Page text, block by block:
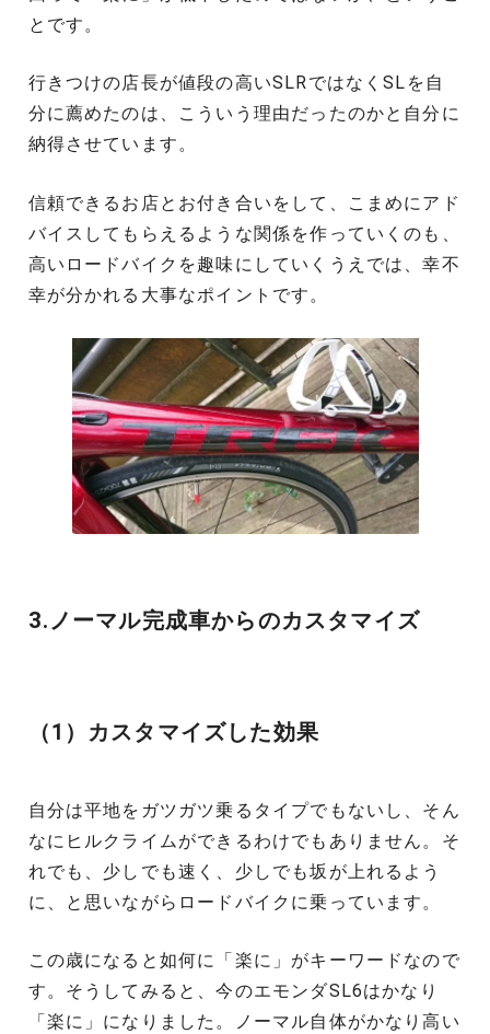
とです。
行きつけの店長が値段の高いSLRではなくSLを自
分に薦めたのは、こういう理由だったのかと自分に
納得させています。
信頼できるお店とお付き合いをして、こまめにアド
バイスしてもらえるような関係を作っていくのも、
高いロードバイクを趣味にしていくうえでは、幸不
幸が分かれる大事なポイントです。
3.ノーマル完成車からのカスタマイズ
（1）カスタマイズした効果
自分は平地をガツガツ乗るタイプでもないし、そん
なにヒルクライムができるわけでもありません。そ
れでも、少しでも速く、少しでも坂が上れるよう
に、と思いながらロードバイクに乗っています。
この歳になると如何に「楽に」がキーワードなので
す。そうしてみると、今のエモンダSL6はかなり
「楽に」になりました。ノーマル自体がかなり高い